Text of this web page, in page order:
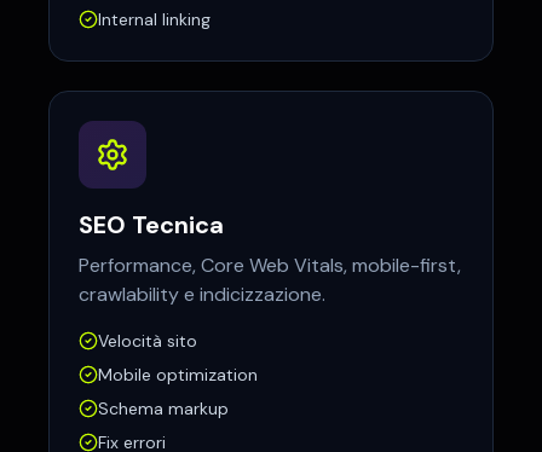
Internal linking
SEO Tecnica
Performance, Core Web Vitals, mobile-first,
crawlability e indicizzazione.
Velocità sito
Mobile optimization
Schema markup
Fix errori